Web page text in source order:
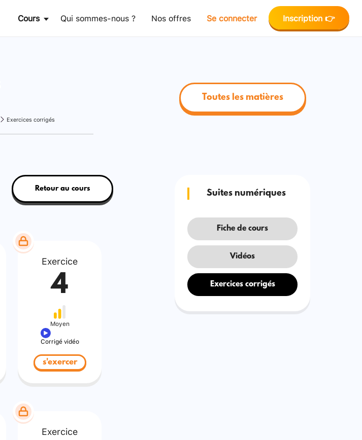
Cours Qui sommes-nous ? Nos offres Se connecter Inscription 👉
Exercices corrigés
Toutes les matières
Retour au cours
Exercice
4
Moyen
Corrigé vidéo
s'exercer
Exercice
Suites numériques
Fiche de cours
Vidéos
Exercices corrigés